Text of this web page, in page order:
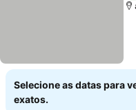
Selecione as datas para
exatos.